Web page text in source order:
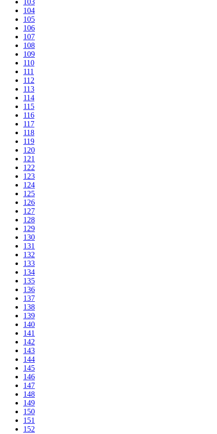
103
104
105
106
107
108
109
110
111
112
113
114
115
116
117
118
119
120
121
122
123
124
125
126
127
128
129
130
131
132
133
134
135
136
137
138
139
140
141
142
143
144
145
146
147
148
149
150
151
152